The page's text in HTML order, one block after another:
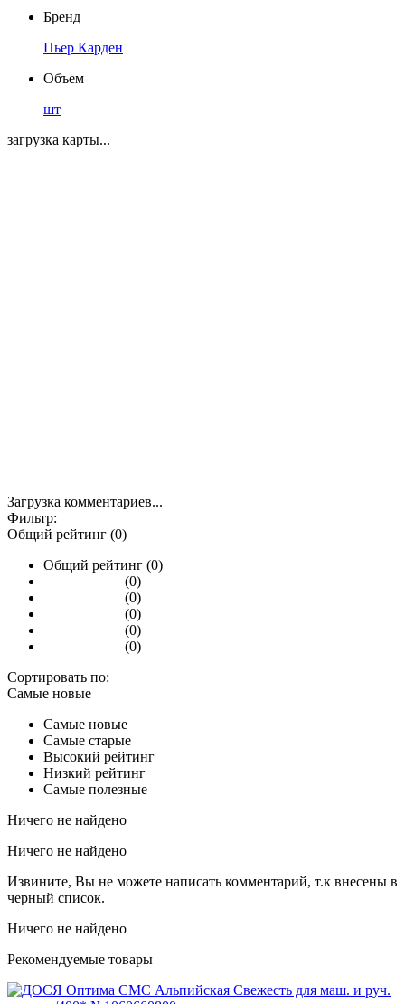
Бренд
Пьер Карден
Объем
шт
загрузка карты...
Загрузка комментариев...
Фильтр:
Общий рейтинг (0)
Общий рейтинг (0)
(0)
(0)
(0)
(0)
(0)
Сортировать по:
Самые новые
Самые новые
Самые старые
Высокий рейтинг
Низкий рейтинг
Самые полезные
Ничего не найдено
Ничего не найдено
Извините, Вы не можете написать комментарий, т.к внесены в
черный список.
Ничего не найдено
Рекомендуемые товары